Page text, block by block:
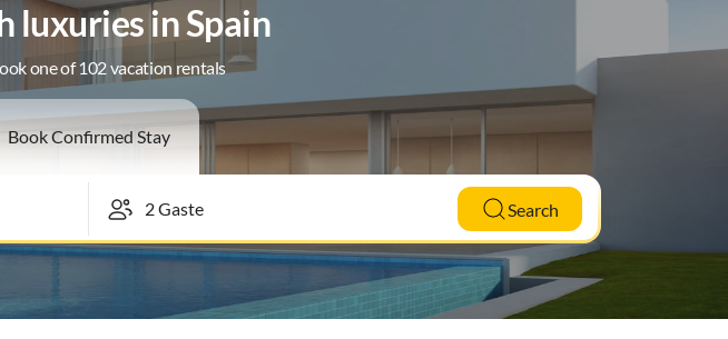
luxuries in Spain
one of 102 vacation rentals
Book Confirmed Stay
Search